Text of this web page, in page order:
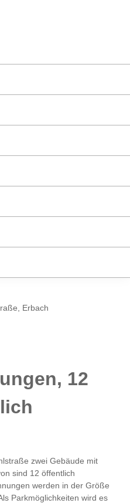
Erbach
12
zwei Gebäude mit
sind 12 öffentlich
werden in der Größe
Parkmöglichkeiten wird es